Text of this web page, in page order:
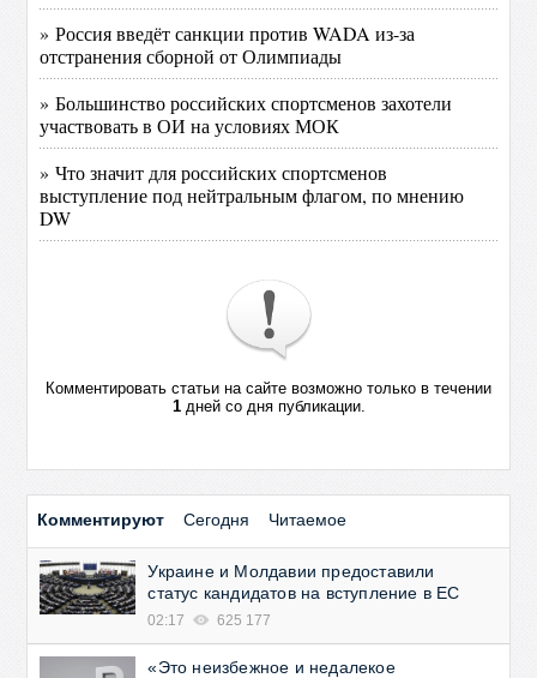
» Россия введёт санкции против WADA из-за
отстранения сборной от Олимпиады
» Большинство российских спортсменов захотели
участвовать в ОИ на условиях МОК
» Что значит для российских спортсменов
выступление под нейтральным флагом, по мнению
DW
Комментировать статьи на сайте возможно только в течении
1дней со дня публикации.
Комментируют Сегодня Читаемое
Украине и Молдавии предоставили
статус кандидатов на вступление в ЕС
02:17 625 177
«Это неизбежное и недалекое